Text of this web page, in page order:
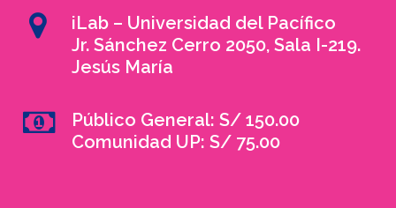
iLab – Universidad del Pacífico
Jr. Sánchez Cerro 2050, Sala I-219.
Jesús María
Público General: S/ 150.00
Comunidad UP: S/ 75.00